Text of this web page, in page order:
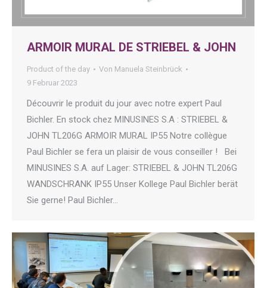
ARMOIR MURAL DE STRIEBEL & JOHN
Product of the day Von Manuela Steinbrück
9 Februar 2023
Découvrir le produit du jour avec notre expert Paul
Bichler. En stock chez MINUSINES S.A : STRIEBEL &
JOHN TL206G ARMOIR MURAL IP55 Notre collègue
Paul Bichler se fera un plaisir de vous conseiller ! Bei
MINUSINES S.A. auf Lager: STRIEBEL & JOHN TL206G
WANDSCHRANK IP55 Unser Kollege Paul Bichler berät
Sie gerne! Paul Bichler…